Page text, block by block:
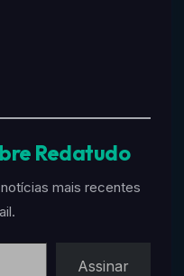
Redatudo
mais recentes
Assinar